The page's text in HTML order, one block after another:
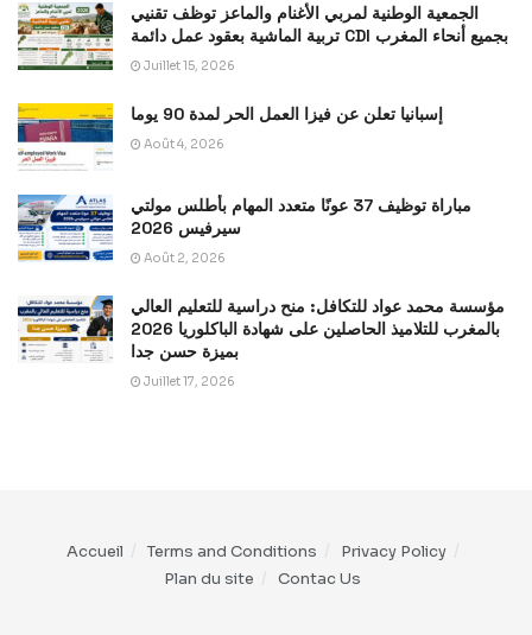
الجمعية الوطنية لمربي الأغنام والماعز توظف تقنيي
تربية الماشية بعقود عمل دائمة CDI بجميع أنحاء المغرب
Juillet 15, 2026
Août 4, 2026
مباراة توظيف 37 عونًا متعدد المهام بأطلس مولتي
سيرفيس 2026
Août 2, 2026
مؤسسة محمد عواد للتكافل: منح دراسية للتعليم العالي
بالمغرب للتلاميذ الحاصلين على شهادة الباكلوريا 2026
بميزة حسن جدا
Juillet 17, 2026
Accueil Terms and Conditions
Privacy Policy
Plan du site
Contac Us